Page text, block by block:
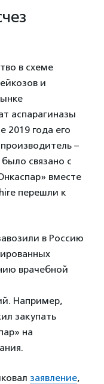
в схеме
и
аспарагиназы
2019 года его
–
связано с
вместе
перешли к
в Россию
врачебной
Например,
закупать
на
заявление,